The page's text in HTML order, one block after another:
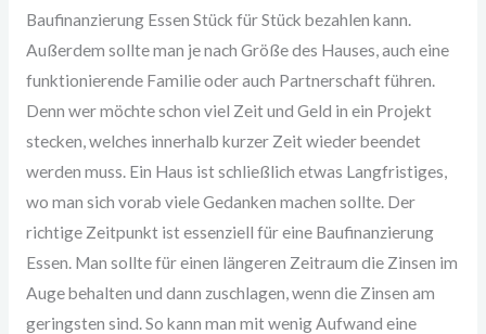
Baufinanzierung Essen Stück für Stück bezahlen kann.
Außerdem sollte man je nach Größe des Hauses, auch eine
funktionierende Familie oder auch Partnerschaft führen.
Denn wer möchte schon viel Zeit und Geld in ein Projekt
stecken, welches innerhalb kurzer Zeit wieder beendet
werden muss. Ein Haus ist schließlich etwas Langfristiges,
wo man sich vorab viele Gedanken machen sollte. Der
richtige Zeitpunkt ist essenziell für eine Baufinanzierung
Essen. Man sollte für einen längeren Zeitraum die Zinsen im
Auge behalten und dann zuschlagen, wenn die Zinsen am
geringsten sind. So kann man mit wenig Aufwand eine